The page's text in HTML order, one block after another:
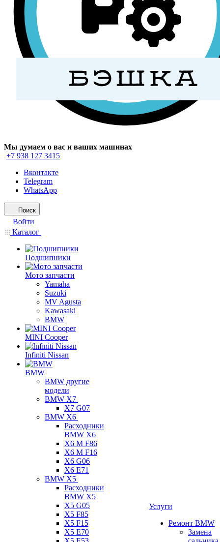
Мы думаем о вас и ваших машинах
+7 938 127 3415
Вконтакте
Telegram
WhatsApp
Поиск
Войти
Каталог
Подшипники
Мото запчасти
Yamaha
Suzuki
MV Agusta
Kawasaki
BMW
MINI Cooper
Infiniti Nissan
BMW
BMW другие
модели
BMW X7
X7 G07
BMW X6
Расходники
BMW X6
X6 M F86
X6 M F16
X6 G06
X6 E71
BMW X5
Расходники
BMW X5
X5 G05
X5 F85
X5 F15
X5 E70
Услуги
Ремонт BMW
Замена